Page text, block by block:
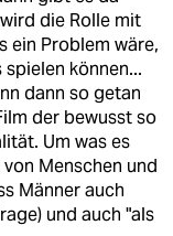
die Rolle mit
ein Problem wäre,
können...
dann so getan
der bewusst so
Um was es
Menschen und
Männer auch
und auch "als